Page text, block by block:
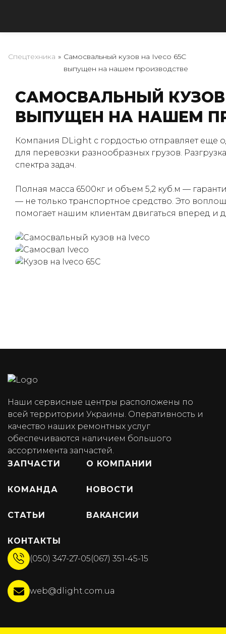
(050) 347-27-05
(067) 351-45-15
Спецтехника » Самосвальный кузов на Iveco 65C
выпущен на нашем производстве
САМОСВАЛЬНЫЙ КУЗОВ
ВЫПУЩЕН НА НАШЕМ
Компания DLight с гордостью отправляет еще
для перевозки разнообразных грузов.
спектра задач.
Полная масса 6500кг и объем 5,2 куб.м —
— не только транспортное средство. Это
помогает нашим клиентам двигаться вперед и
Наши сервисные центры расположены по
всей территории Украины. Оперативность и
качество наших ремонтных услуг
обеспечиваются наличием большого
ассортимента запчастей.
ЗАПЧАСТИ
О КОМПАНИИ
КОМАНДА НОВОСТИ
СТАТЬИ ВАКАНСИИ
КОНТАКТЫ
(050) 347-27-05(067) 351-45-15
web@dlight.com.ua